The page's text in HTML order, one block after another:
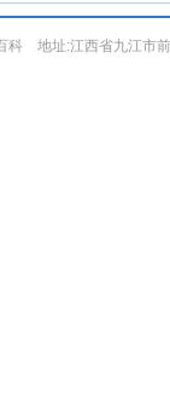
百科 地址:江西省九江